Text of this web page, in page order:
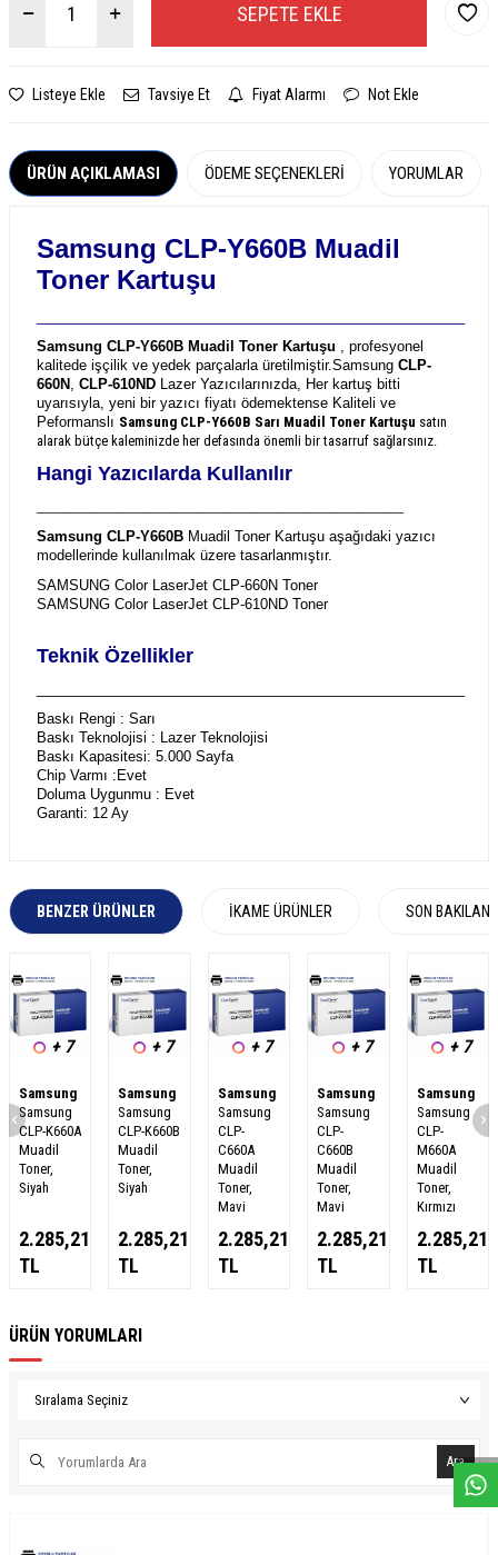
W
h
a
s
a
p
p
D
e
s
e
H
a
t
t
SEPETE EKLE
Listeye Ekle Tavsiye Et Fiyat Alarmı Not Ekle
ÜRÜN AÇIKLAMASI ÖDEME SEÇENEKLERI YORUMLAR
Samsung CLP-Y660B Muadil
Toner Kartuşu
Samsung CLP-Y660B Muadil Toner Kartuşu , profesyonel
kalitede işçilik ve yedek parçalarla üretilmiştir.Samsung CLP-
660N , CLP-610ND Lazer Yazıcılarınızda, Her kartuş bitti
uyarısıyla, yeni bir yazıcı fiyatı ödemektense Kaliteli ve
Peformanslı Samsung CLP-Y660B Sarı Muadil Toner Kartuşu satın
alarak bütçe kaleminizde her defasında önemli bir tasarruf sağlarsınız.
Hangi Yazıcılarda Kullanılır
Samsung CLP-Y660B Muadil Toner Kartuşu aşağıdaki yazıcı
modellerinde kullanılmak üzere tasarlanmıştır.
SAMSUNG Color LaserJet CLP-660N Toner
SAMSUNG Color LaserJet CLP-610ND Toner
Teknik Özellikler
Baskı Rengi : Sarı
Baskı Teknolojisi : Lazer Teknolojisi
Baskı Kapasitesi: 5.000 Sayfa
Chip Varmı :Evet
Doluma Uygunmu : Evet
Garanti: 12 Ay
BENZER ÜRÜNLER İKAME ÜRÜNLER SON
+ 7
Samsung
Samsung
CLP-K660A
Muadil
Toner,
Siyah
2.285,21
TL
+ 7
Samsung
Samsung
CLP-K660B
Muadil
Toner,
Siyah
2.285,21
TL
+ 7
Samsung
Samsung
CLP-
C660A
Muadil
Toner,
Mavi
2.285,21
TL
+ 7
Samsung
Samsung
CLP-
C660B
Muadil
Toner,
Mavi
2.285,21
TL
+ 7
Samsung
Samsung
CLP-
M660A
Muadil
Toner,
Kırmızı
2.285,21
TL
ÜRÜN YORUMLARI
Ara